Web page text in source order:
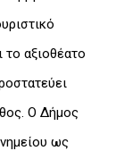
το αξιοθέατο
Ο Δήμος
ως